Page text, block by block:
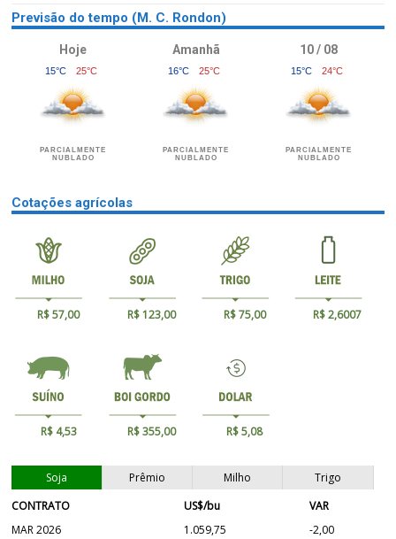
Previsão do tempo (M. C. Rondon)
Hoje
15°C 25°C
PARCIALMENTE
NUBLADO
Amanhã
16°C 25°C
PARCIALMENTE
NUBLADO
10 / 08
15°C 24°C
PARCIALMENTE
NUBLADO
Cotações agrícolas
R$ 57,00 R$ 123,00 R$ 75,00 R$ 2,6007
R$ 4,53 R$ 355,00 R$ 5,08
Soja Prêmio Milho
Trigo
CONTRATO
US$/bu
VAR
MAR 2026
1.059,75 -2,00